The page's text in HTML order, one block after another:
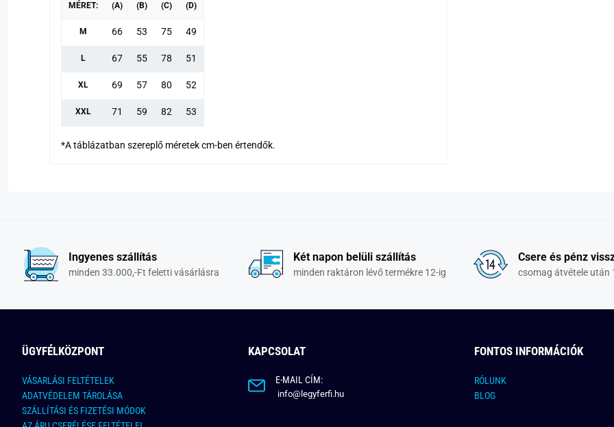
MÉRET: (A) (B) (C) (D)
M 66 53 75 49
L 67 55 78 51
XL 69 57 80 52
XXL 71 59 82 53
*A táblázatban szereplő méretek cm-ben értendők.
Ingyenes szállítás
minden 33.000,-Ft feletti vásárlásra
Két napon belüli szállítás
minden raktáron lévő termékre 12-ig
Csere és pénz
csomag átvétele után
ÜGYFÉLKÖZPONT
VÁSARLÁSI FELTÉTELEK
ADATVÉDELEM TÁROLÁSA
SZÁLLÍTÁSI ÉS FIZETÉSI MÓDOK
KAPCSOLAT
E-MAIL CÍM:
info@legyferfi.hu
FONTOS INFORMÁCIÓK
RÓLUNK
BLOG